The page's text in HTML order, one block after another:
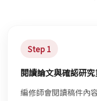
Step 1
閱讀論文與確認研
編修師會閱讀稿件內